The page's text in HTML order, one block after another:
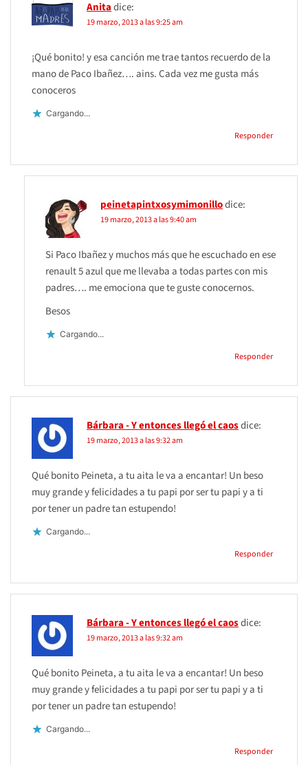
Anitadice:
19 marzo, 2013 a las 9:25 am
¡Qué bonito! y esa canción me trae tantos recuerdo de la
mano de Paco Ibañez…. ains. Cada vez me gusta más
conoceros
Cargando...
Responder
peinetapintxosymimonillodice:
19 marzo, 2013 a las 9:40 am
Si Paco Ibañez y muchos más que he escuchado en ese
renault 5 azul que me llevaba a todas partes con mis
padres…. me emociona que te guste conocernos.
Besos
Cargando...
Responder
Bárbara - Y entonces llegó el caosdice:
19 marzo, 2013 a las 9:32 am
Qué bonito Peineta, a tu aita le va a encantar! Un beso
muy grande y felicidades a tu papi por ser tu papi y a ti
por tener un padre tan estupendo!
Cargando...
Responder
Bárbara - Y entonces llegó el caosdice:
19 marzo, 2013 a las 9:32 am
Qué bonito Peineta, a tu aita le va a encantar! Un beso
muy grande y felicidades a tu papi por ser tu papi y a ti
por tener un padre tan estupendo!
Cargando...
Responder